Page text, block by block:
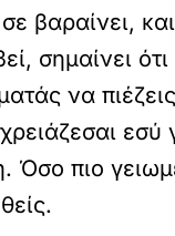
βαραίνει,
σημαίνει
να
Όσο πιο